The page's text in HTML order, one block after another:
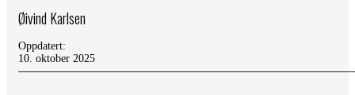
Øivind Karlsen
Oppdatert:
10. oktober 2025